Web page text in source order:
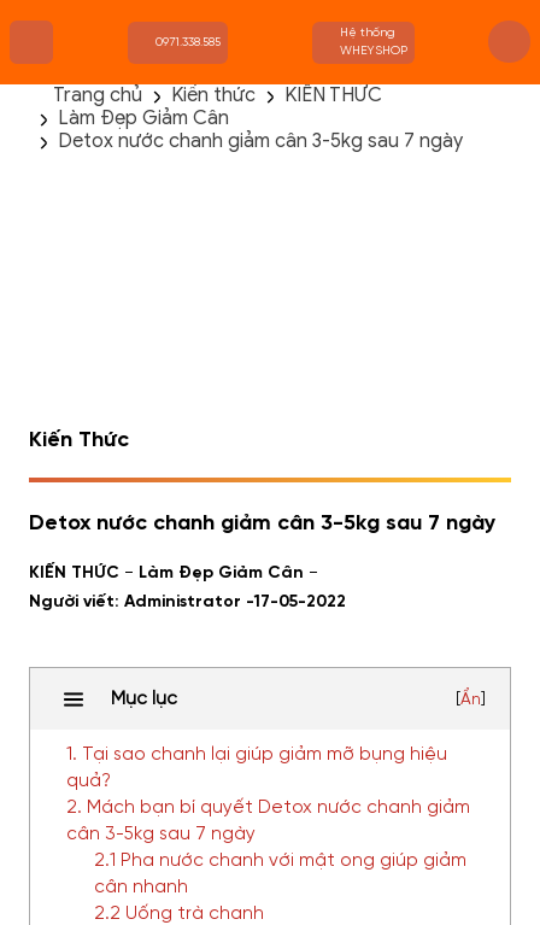
TRANG CHỦ
FLASH SALE
0971.338.585
Hệ thống
WHEYSHOP
Trang chủ Kiến thức
KIẾN THỨC
Làm Đẹp Giảm Cân
Detox nước chanh giảm cân 3-5kg sau 7 ngày
Kiến Thức
Detox nước chanh giảm cân 3-5kg sau 7 ngày
KIẾN THỨC - Làm Đẹp Giảm Cân -
Người viết: Administrator -17-05-2022
Mục lục Ẩn
1. Tại sao chanh lại giúp giảm mỡ bụng hiệu
quả?
2. Mách bạn bí quyết Detox nước chanh giảm
cân 3-5kg sau 7 ngày
2.1 Pha nước chanh với mật ong giúp giảm
cân nhanh
2.2 Uống trà chanh